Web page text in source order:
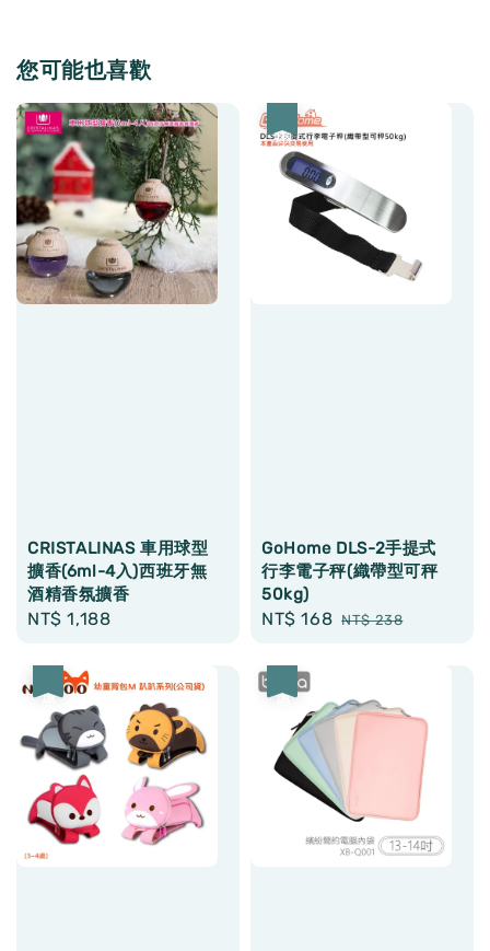
您可能也喜歡
CRISTALINAS 車用球型
擴香(6ml-4入)西班牙無
酒精香氛擴香
Regular
NT$ 1,188
GoHome DLS-2手提式
行李電子秤(織帶型可秤
50kg)
Sale
NT$ 168 Regular
NT$ 238